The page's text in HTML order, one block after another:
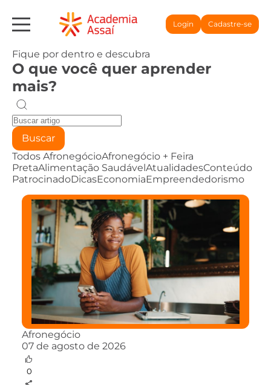
Login Cadastre-se
Fique por dentro e descubra
O que você quer aprender
mais?
Buscar
Todos AfronegócioAfronegócio + Feira
PretaAlimentação SaudávelAtualidadesConteúdo
PatrocinadoDicasEconomiaEmpreendedorismo
Afronegócio
07 de agosto de 2026
0